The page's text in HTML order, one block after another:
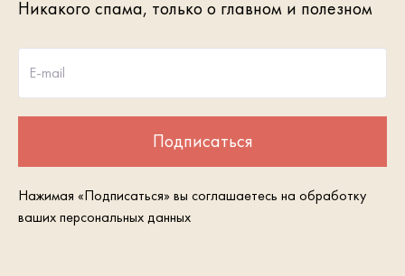
Никакого спама, только о главном и полезном
E-mail
Подписаться
Нажимая «Подписаться» вы соглашаетесь на обработку
ваших персональных данных